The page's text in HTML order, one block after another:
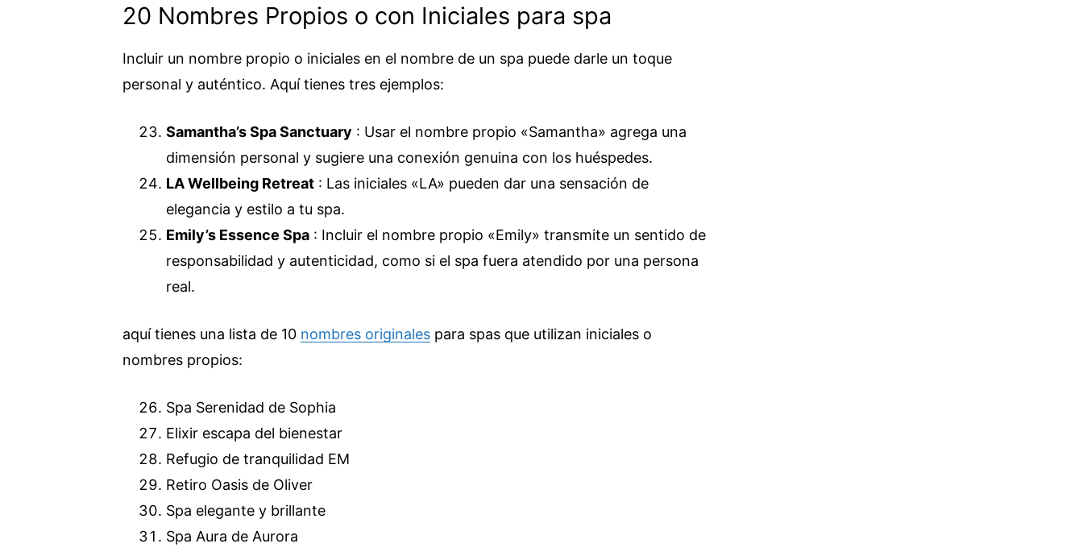
20 Nombres Propios o con Iniciales para spa
Incluir un nombre propio o iniciales en el nombre de un spa puede darle un toque
personal y auténtico. Aquí tienes tres ejemplos:
Samantha’s Spa Sanctuary : Usar el nombre propio «Samantha» agrega una
dimensión personal y sugiere una conexión genuina con los huéspedes.
LA Wellbeing Retreat : Las iniciales «LA» pueden dar una sensación de
elegancia y estilo a tu spa.
Emily’s Essence Spa : Incluir el nombre propio «Emily» transmite un sentido de
responsabilidad y autenticidad, como si el spa fuera atendido por una persona
real.
aquí tienes una lista de 10 nombres originales para spas que utilizan iniciales o
nombres propios:
Spa Serenidad de Sophia
Elixir escapa del bienestar
Refugio de tranquilidad EM
Retiro Oasis de Oliver
Spa elegante y brillante
Spa Aura de Aurora